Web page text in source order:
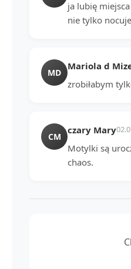
ja lubię
nie tylko
MD
Mariola d
zrobiłabym
CM
czary Mary
Motylki są
chaos.